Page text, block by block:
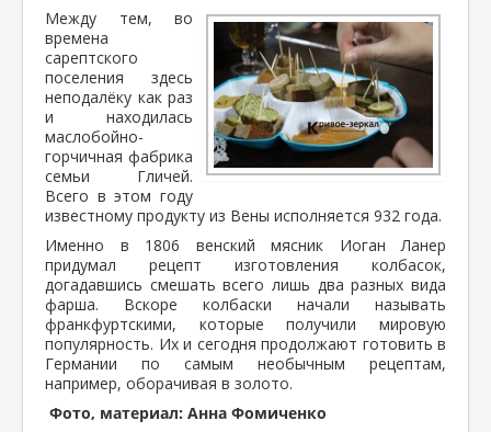
Между тем, во
времена
сарептского
поселения здесь
неподалёку как раз
и находилась
маслобойно-
горчичная фабрика
семьи Гличей.
Всего в этом году
известному продукту из Вены исполняется 932 года.
Именно в 1806 венский мясник Иоган Ланер
придумал рецепт изготовления колбасок,
догадавшись смешать всего лишь два разных вида
фарша. Вскоре колбаски начали называть
франкфуртскими, которые получили мировую
популярность. Их и сегодня продолжают готовить в
Германии по самым необычным рецептам,
например, оборачивая в золото.
Фото, материал: Анна Фомиченко